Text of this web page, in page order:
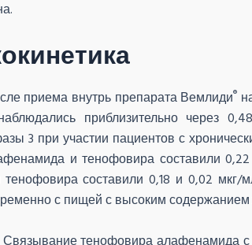
приема внутрь препарата Вемлиди®
приблизительно через
3 при участии пациентов с
и тенофовира составили 0,22
составили 0,18 и 0,02 мкг/
с пищей с высоким
Связывание тенофовира алафенамида с